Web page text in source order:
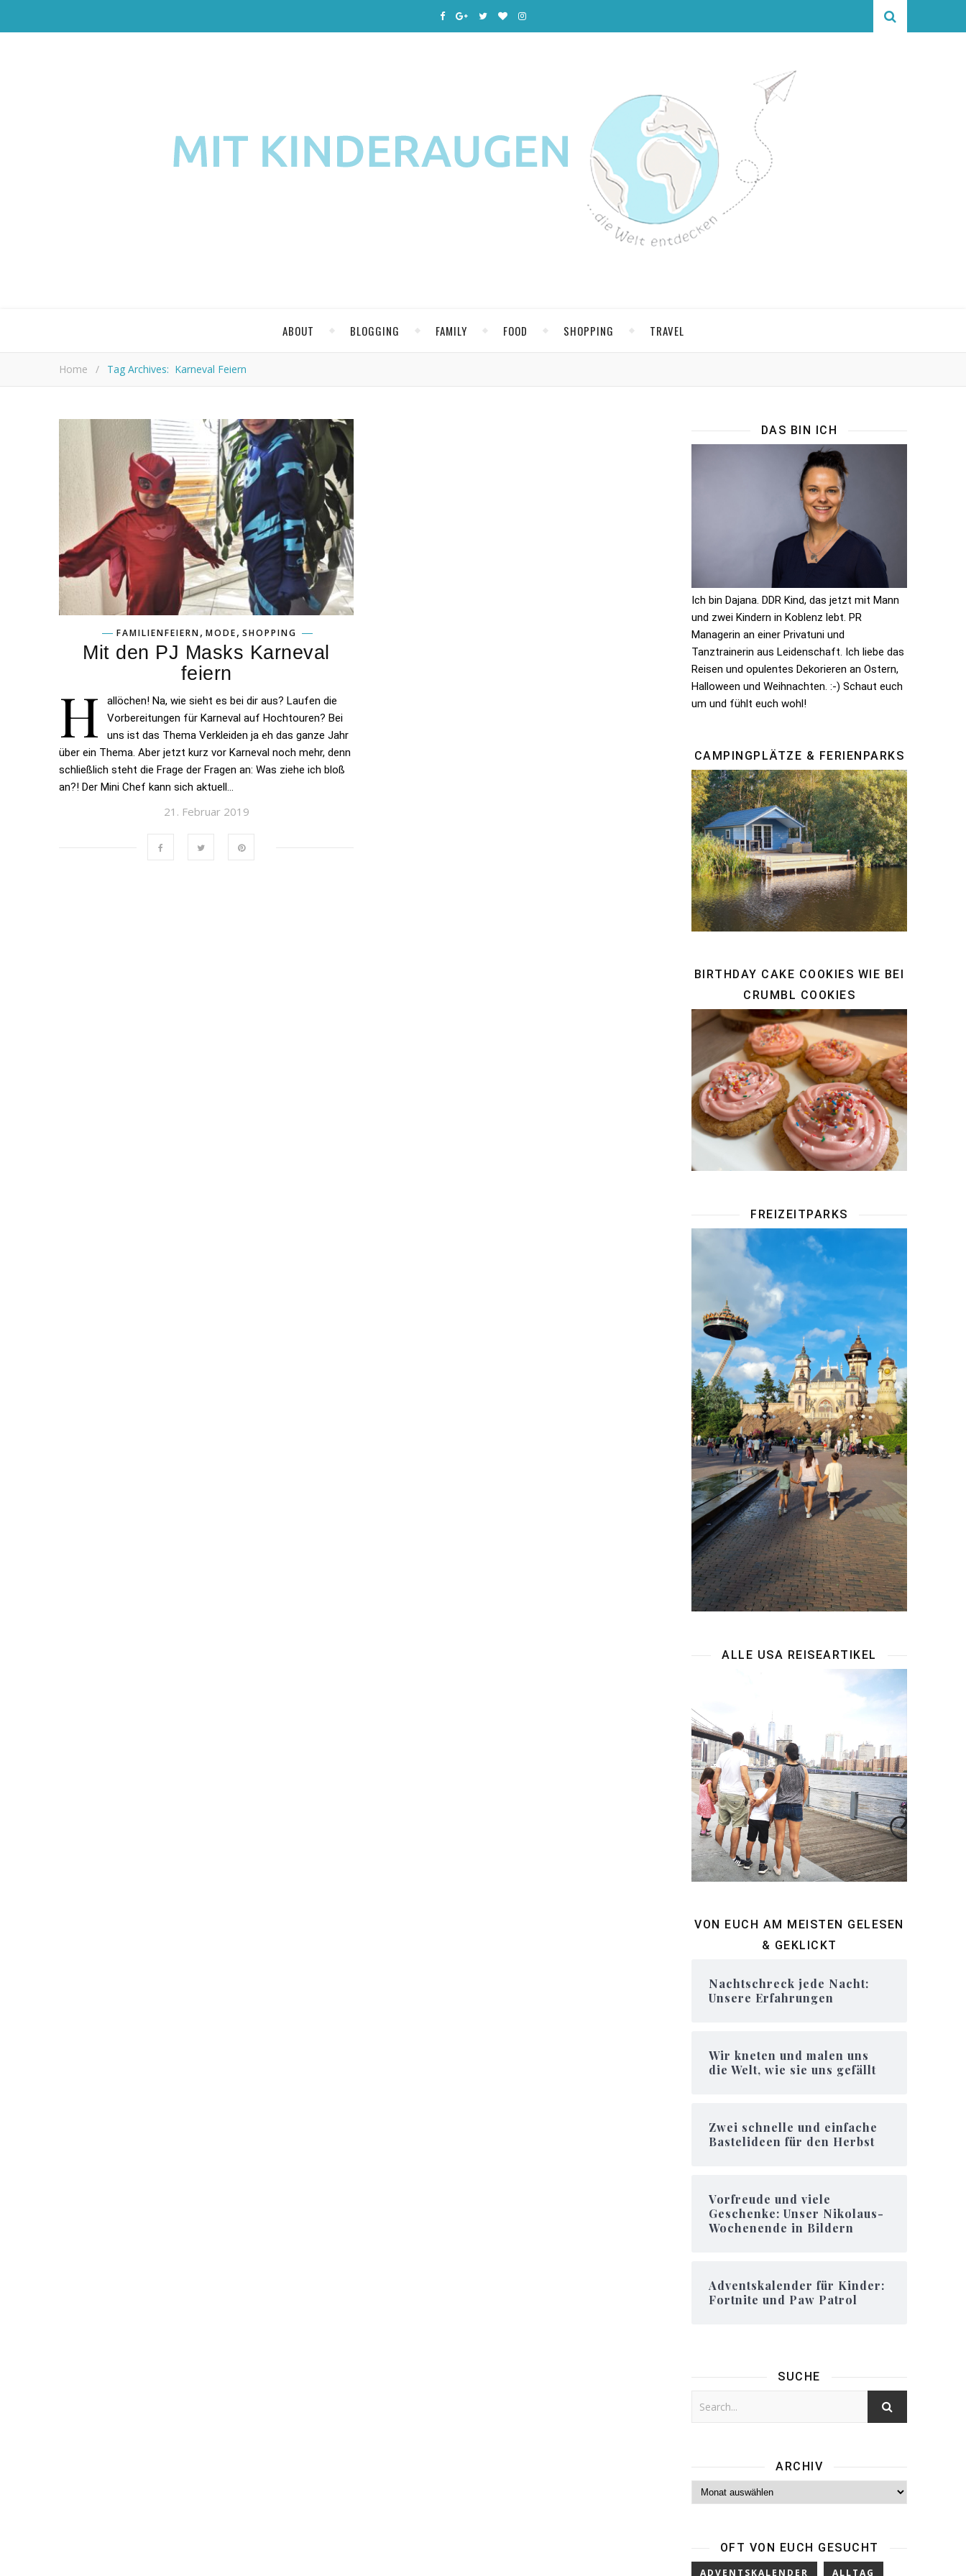
ABOUT BLOGGING FAMILY FOOD SHOPPING TRAVEL
Home / Tag Archives: Karneval Feiern
FAMILIENFEIERN, MODE, SHOPPING
Mit den PJ Masks Karneval
feiern
H
allöchen! Na, wie sieht es bei dir aus? Laufen die
Vorbereitungen für Karneval auf Hochtouren? Bei
uns ist das Thema Verkleiden ja eh das ganze Jahr
über ein Thema. Aber jetzt kurz vor Karneval noch mehr, denn
schließlich steht die Frage der Fragen an: Was ziehe ich bloß
an?! Der Mini Chef kann sich aktuell…
21. Februar 2019
DAS BIN ICH
Ich bin Dajana. DDR Kind, das jetzt mit Mann
und zwei Kindern in Koblenz lebt. PR
Managerin an einer Privatuni und
Tanztrainerin aus Leidenschaft. Ich liebe das
Reisen und opulentes Dekorieren an Ostern,
Halloween und Weihnachten. :-) Schaut euch
um und fühlt euch wohl!
CAMPINGPLÄTZE & FERIENPARKS
BIRTHDAY CAKE COOKIES WIE BEI
CRUMBL COOKIES
FREIZEITPARKS
ALLE USA REISEARTIKEL
VON EUCH AM MEISTEN GELESEN
& GEKLICKT
Nachtschreck jede Nacht:
Unsere Erfahrungen
Wir kneten und malen uns
die Welt, wie sie uns gefällt
Zwei schnelle und einfache
Bastelideen für den Herbst
Vorfreude und viele
Geschenke: Unser Nikolaus-
Wochenende in Bildern
Adventskalender für Kinder:
Fortnite und Paw Patrol
SUCHE
ARCHIV
Archiv
OFT VON EUCH GESUCHT
ADVENTSKALENDER ALLTAG